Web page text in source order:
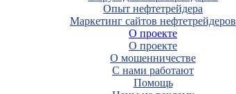
Опыт нефтетрейдера
Маркетинг сайтов нефтетрейдеров
О проекте
О проекте
О мошенничестве
С нами работают
Помощь